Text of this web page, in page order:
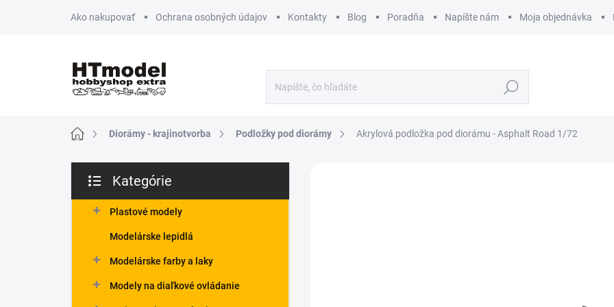
Ako nakupovať Ochrana osobných údajov Kontakty Blog Poradňa Napíšte nám Moja objednávka
Hľadať
DomovDiorámy - krajinotvorba Podložky pod diorámy Akrylová podložka pod diorámu - Asphalt Road 1/72
č
kategórie
Kategórie
Plastové modely
Modelárske lepidlá
Modelárske farby a laky
Modely na diaľkové ovládanie